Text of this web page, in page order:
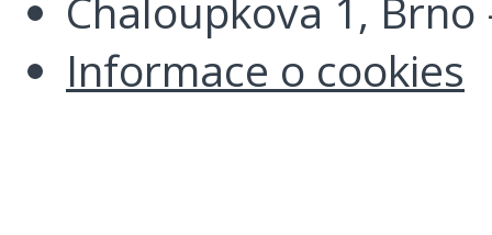
Chaloupkova 1,
Informace o cookies